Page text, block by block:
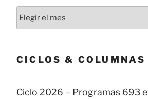
Todas
las
CICLOS & COLUMNAS
Ciclo 2026 – Programas 693